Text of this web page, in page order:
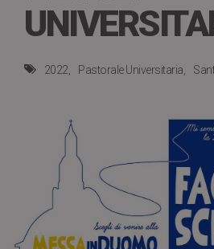
2022 Pastorale Universitaria